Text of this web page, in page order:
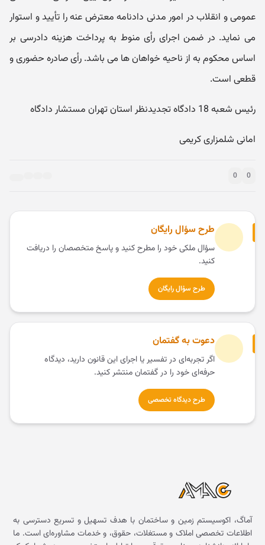
عمومی و انقلاب در امور مدنی دادنامه معترض عنه را تأیید و استوار
می نماید. در ضمن اجرای رأی منوط به پرداخت هزینه دادرسی بر
اساس محکوم به از ناحیه خواهان ها می باشد. رأی صادره حضوری و
قطعی است.
رئیس شعبه 18 دادگاه تجدیدنظر استان تهران مستشار دادگاه
امانی شلمزاری کریمی
0
0
طرح سؤال رایگان
سؤال ملکی خود را مطرح کنید و پاسخ متخصصان را دریافت
کنید.
طرح سؤال رایگان
دعوت به گفتمان
اگر تجربه‌ای در تفسیر یا اجرای این قانون دارید، دیدگاه
حرفه‌ای خود را در گفتمان منتشر کنید.
طرح دیدگاه تخصصی
آماگ، اکوسیستم زمین و ساختمان با هدف تسهیل و تسریع دسترسی به
اطلاعات تخصصی املاک و مستغلات، حقوق، و خدمات مشاوره‌ای است. ما